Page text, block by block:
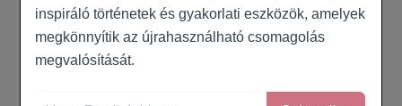
inspiráló történetek és gyakorlati eszközök, amelyek
megkönnyítik az újrahasználható csomagolás
megvalósítását.
Élelmiszerek és italok
forgalmazása